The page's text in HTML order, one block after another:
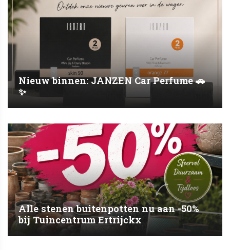
Nieuw binnen: JANZEN Car Perfume 🚗
✨
Alle stenen buitenpotten nu aan -50%
bij Tuincentrum Ertrijckx